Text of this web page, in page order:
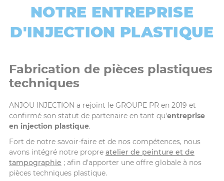
NOTRE ENTREPRISE
D'INJECTION PLASTIQUE
Fabrication de pièces plastiques
techniques
ANJOU INJECTION a rejoint le GROUPE PR en 2019 et
confirmé son statut de partenaire en tant qu'entreprise
en injection plastique.
Fort de notre savoir-faire et de nos compétences, nous
avons intégré notre propre atelier de peinture et de
tampographie ; afin d’apporter une offre globale à nos
pièces techniques plastique.